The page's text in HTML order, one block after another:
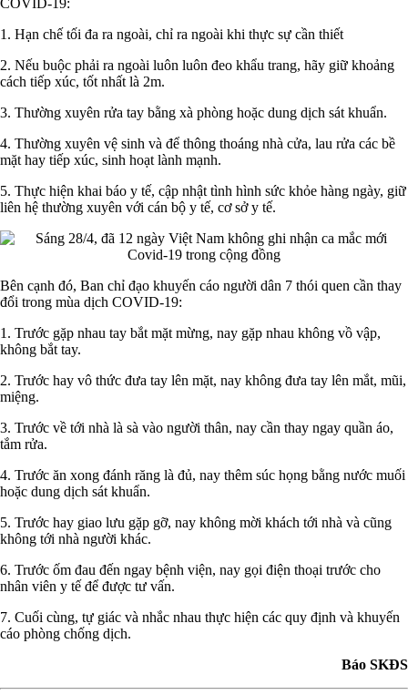
1. Hạn chế tối đa ra ngoài, chỉ ra ngoài khi thực sự cần thiết
2. Nếu buộc phải ra ngoài luôn luôn đeo khẩu trang, hãy giữ khoảng
cách tiếp xúc, tốt nhất là 2m.
3. Thường xuyên rửa tay bằng xà phòng hoặc dung dịch sát khuẩn.
4. Thường xuyên vệ sinh và để thông thoáng nhà cửa, lau rửa các bề
mặt hay tiếp xúc, sinh hoạt lành mạnh.
5. Thực hiện khai báo y tế, cập nhật tình hình sức khỏe hàng ngày, giữ
liên hệ thường xuyên với cán bộ y tế, cơ sở y tế.
Bên cạnh đó, Ban chỉ đạo khuyến cáo người dân 7 thói quen cần thay
đổi trong mùa dịch COVID-19:
1. Trước gặp nhau tay bắt mặt mừng, nay gặp nhau không vồ vập,
không bắt tay.
2. Trước hay vô thức đưa tay lên mặt, nay không đưa tay lên mắt, mũi,
miệng.
3. Trước về tới nhà là sà vào người thân, nay cần thay ngay quần áo,
tắm rửa.
4. Trước ăn xong đánh răng là đủ, nay thêm súc họng bằng nước muối
hoặc dung dịch sát khuẩn.
5. Trước hay giao lưu gặp gỡ, nay không mời khách tới nhà và cũng
không tới nhà người khác.
6. Trước ốm đau đến ngay bệnh viện, nay gọi điện thoại trước cho
nhân viên y tế để được tư vấn.
7. Cuối cùng, tự giác và nhắc nhau thực hiện các quy định và khuyến
cáo phòng chống dịch.
Báo SKĐS